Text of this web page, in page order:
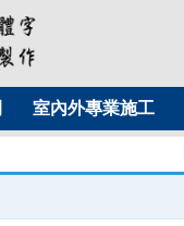
室內外專業施工